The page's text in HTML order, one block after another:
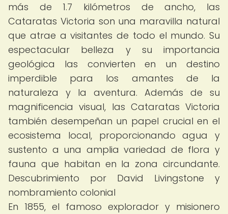
más de 1.7 kilómetros de ancho, las
Cataratas Victoria son una maravilla natural
que atrae a visitantes de todo el mundo. Su
espectacular belleza y su importancia
geológica las convierten en un destino
imperdible para los amantes de la
naturaleza y la aventura. Además de su
magnificencia visual, las Cataratas Victoria
también desempeñan un papel crucial en el
ecosistema local, proporcionando agua y
sustento a una amplia variedad de flora y
fauna que habitan en la zona circundante.
Descubrimiento por David Livingstone y
nombramiento colonial
En 1855, el famoso explorador y misionero